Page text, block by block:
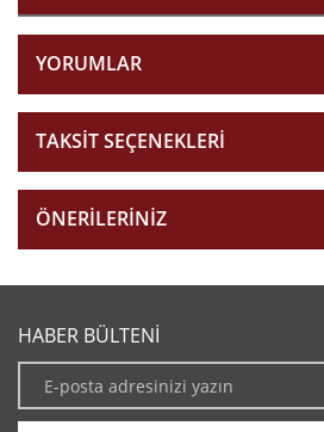
YORUMLAR
TAKSIT SEÇENEKLERI
ÖNERILERINIZ
HABER BÜLTENİ